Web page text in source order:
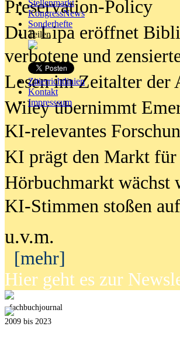
Stellenmarkt
KongressNews
Sonderhefte
Teilen
Zitierrichtlinien
Kontakt
Impresssum
Preservation-Policy
Dua Lipa eröffnet
verbotene und
Lesen im Zeitalter der
Wiley übernimmt
KI-relevantes
KI prägt den Markt
Hörbuchmarkt wächst
KI-Stimmen stoßen
u.v.m.
[mehr]
Hier geht es zur
fachbuchjournal
2009 bis 2023